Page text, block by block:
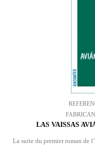
LAS VAISSAS
La suite du premier roman de